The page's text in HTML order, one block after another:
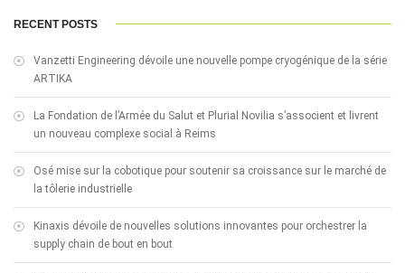
RECENT POSTS
Vanzetti Engineering dévoile une nouvelle pompe cryogénique de la série
ARTIKA
La Fondation de l’Armée du Salut et Plurial Novilia s’associent et livrent
un nouveau complexe social à Reims
Osé mise sur la cobotique pour soutenir sa croissance sur le marché de
la tôlerie industrielle
Kinaxis dévoile de nouvelles solutions innovantes pour orchestrer la
supply chain de bout en bout